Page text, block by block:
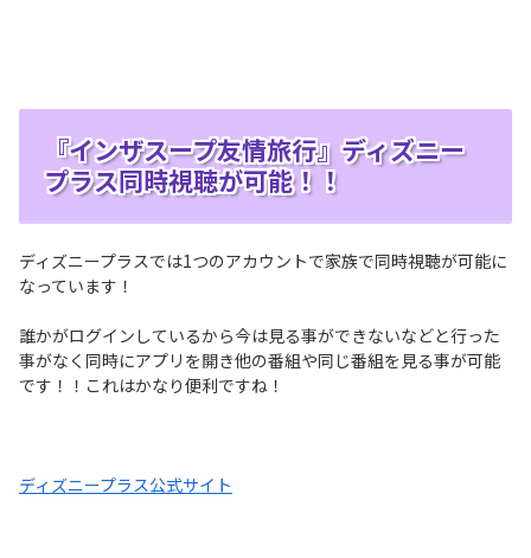
『インザスープ友情旅行』ディズニー
プラス同時視聴が可能！！
ディズニープラスでは1つのアカウントで家族で同時視聴が可能に
なっています！
誰かがログインしているから今は見る事ができないなどと行った
事がなく同時にアプリを開き他の番組や同じ番組を見る事が可能
です！！これはかなり便利ですね！
ディズニープラス公式サイト